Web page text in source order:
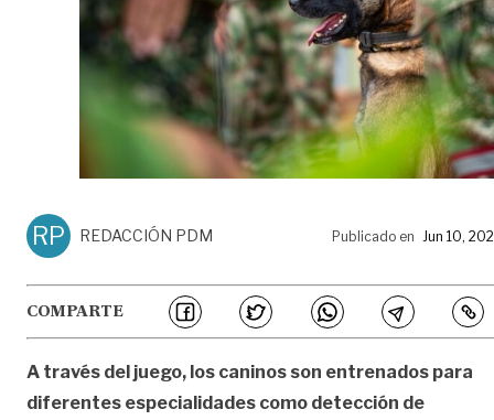
RP REDACCIÓN PDM Publicado en Jun 10,
COMPARTE
A través del juego, los caninos son entrenados para
diferentes especialidades como detección de